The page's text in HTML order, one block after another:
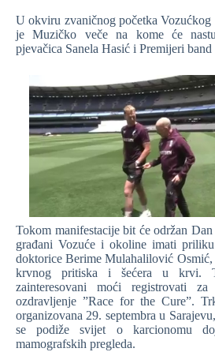
U okviru zvaničnog početka Vozućkog
je Muzičko veče na kome će
pjevačica Sanela Hasić i Premijeri
Tokom manifestacije bit će održan
građani Vozuće i okoline imati
doktorice Berime Mulahalilović
krvnog pritiska i šećera u krvi.
zainteresovani moći registrovati za
ozdravljenje ”Race for the Cure”.
organizovana 29. septembra u
se podiže svijet o karcionomu
mamografskih pregleda.